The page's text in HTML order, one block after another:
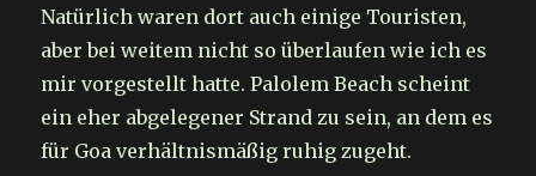
Natürlich waren dort auch einige Touristen,
aber bei weitem nicht so überlaufen wie ich es
mir vorgestellt hatte. Palolem Beach scheint
ein eher abgelegener Strand zu sein, an dem es
für Goa verhältnismäßig ruhig zugeht.